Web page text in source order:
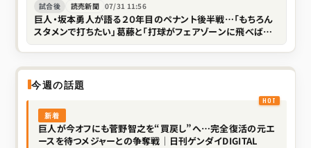
試合後 読売新聞 07/31 11:56
巨人・坂本勇人が語る２０年目のペナント後半戦…「もちろん
スタメンで打ちたい」葛藤と「打球がフェアゾーンに飛べばい
今週の話題
新着
巨人が今オフにも菅野智之を“買戻し”へ…完全復活の元エ
ースを待つメジャーとの争奪戦｜日刊ゲンダイDIGITAL